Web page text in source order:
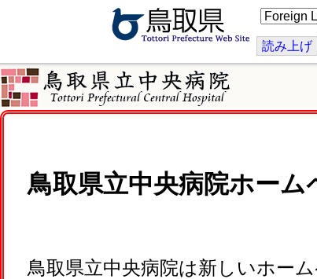
こ
の
ジ
を
る
読み上げ
鳥取県立中央病院ホー
鳥取県立中央病院は新しいホー